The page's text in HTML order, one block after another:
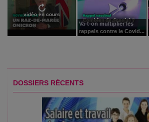
vidéo en cours
Va-t-on multiplier les
rappels contre le Covid...
DOSSIERS RÉCENTS